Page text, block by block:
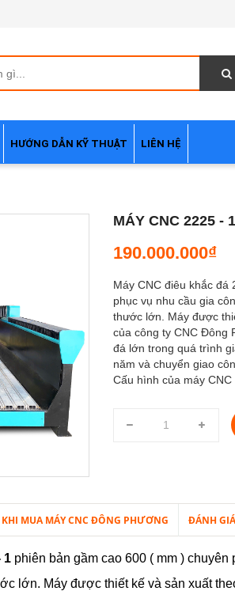
HƯỚNG DẪN KỸ THUẬT LIÊN HỆ
MÁY CNC 2225 -
190.000.000₫
Máy CNC điêu khắc đá
phục vụ nhu cầu gia
thước lớn. Máy được
của công ty CNC Đông
đá lớn trong quá trình
năm và chuyển giao
Cấu hình của máy CNC
MUA MÁY CNC ĐÔNG PHƯƠNG ĐÁNH
1 phiên bản gầm cao 600 ( mm )
lớn. Máy được thiết kế và sản xuất